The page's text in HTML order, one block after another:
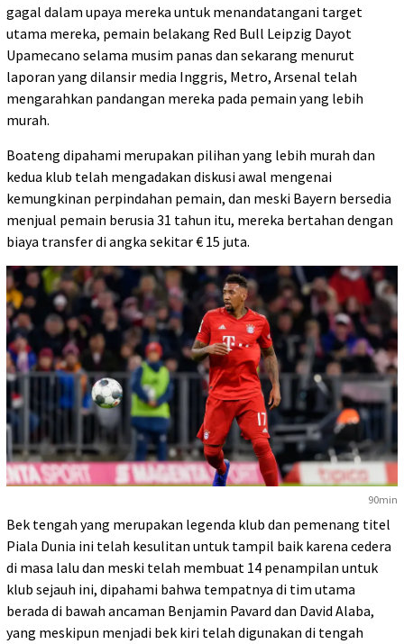
gagal dalam upaya mereka untuk menandatangani target
utama mereka, pemain belakang Red Bull Leipzig Dayot
Upamecano selama musim panas dan sekarang menurut
laporan yang dilansir media Inggris, Metro, Arsenal telah
mengarahkan pandangan mereka pada pemain yang lebih
murah.
Boateng dipahami merupakan pilihan yang lebih murah dan
kedua klub telah mengadakan diskusi awal mengenai
kemungkinan perpindahan pemain, dan meski Bayern bersedia
menjual pemain berusia 31 tahun itu, mereka bertahan dengan
biaya transfer di angka sekitar € 15 juta.
90min
Bek tengah yang merupakan legenda klub dan pemenang titel
Piala Dunia ini telah kesulitan untuk tampil baik karena cedera
di masa lalu dan meski telah membuat 14 penampilan untuk
klub sejauh ini, dipahami bahwa tempatnya di tim utama
berada di bawah ancaman Benjamin Pavard dan David Alaba,
yang meskipun menjadi bek kiri telah digunakan di tengah